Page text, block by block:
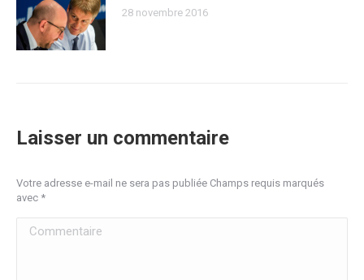
28 novembre 2016
Laisser un commentaire
Votre adresse e-mail ne sera pas publiée Champs requis marqués
avec *
Commentaire